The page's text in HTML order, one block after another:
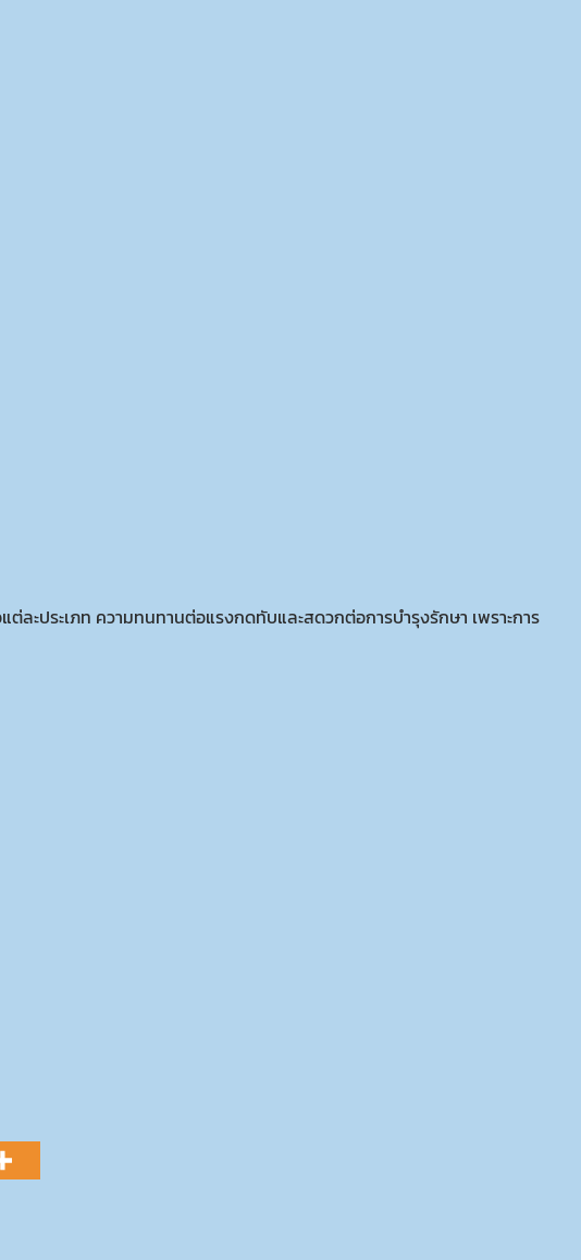
ต่ละประเภท ความทนทานต่อแรงกดทับและสดวกต่อการบำรุงรักษา เพราะการ